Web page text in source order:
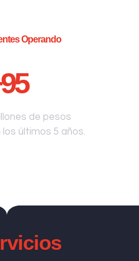
Operando
95
de pesos
últimos 5 años.